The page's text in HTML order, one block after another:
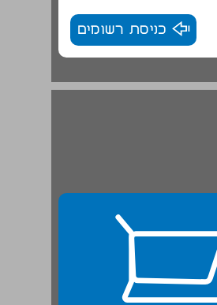
כניסת רשומים